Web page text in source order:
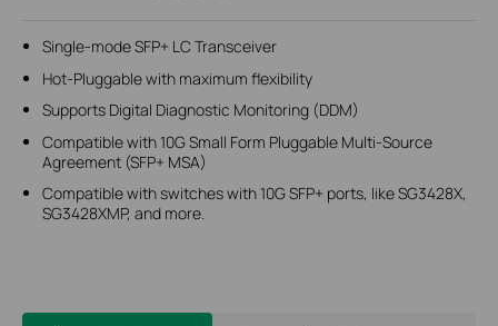
Single-mode SFP+ LC Transceiver
Hot-Pluggable with maximum flexibility
Supports Digital Diagnostic Monitoring (DDM)
Compatible with 10G Small Form Pluggable Multi-Source
Agreement (SFP+ MSA)
Compatible with switches with 10G SFP+ ports, like SG3428X,
SG3428XMP, and more.